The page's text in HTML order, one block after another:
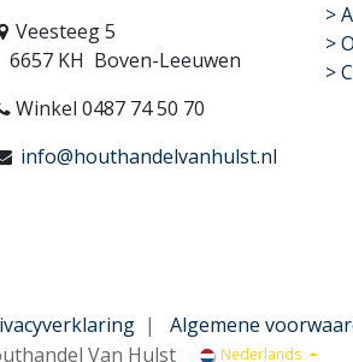
Veesteeg 5
6657 KH Boven-Leeuwen
Winkel 0487 74 50 70
info@houthandelvanhulst.nl
​>
>
>
| Algemene
Van Hulst
Nederlands